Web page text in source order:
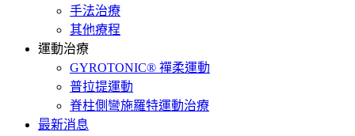
手法治療
其他療程
運動治療
GYROTONIC® 禪柔運動
普拉提運動
脊柱側彎施羅特運動治療
最新消息